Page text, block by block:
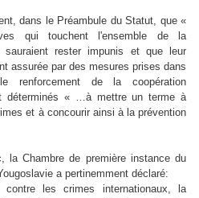
dans le Préambule du Statut, que «
qui touchent l'ensemble de la
sauraient rester impunis et que leur
assurée par des mesures prises dans
de la coopération
déterminés « …à mettre un terme à
et à concourir ainsi à la prévention
la Chambre de première instance du
a pertinemment déclaré:
les crimes internationaux, la